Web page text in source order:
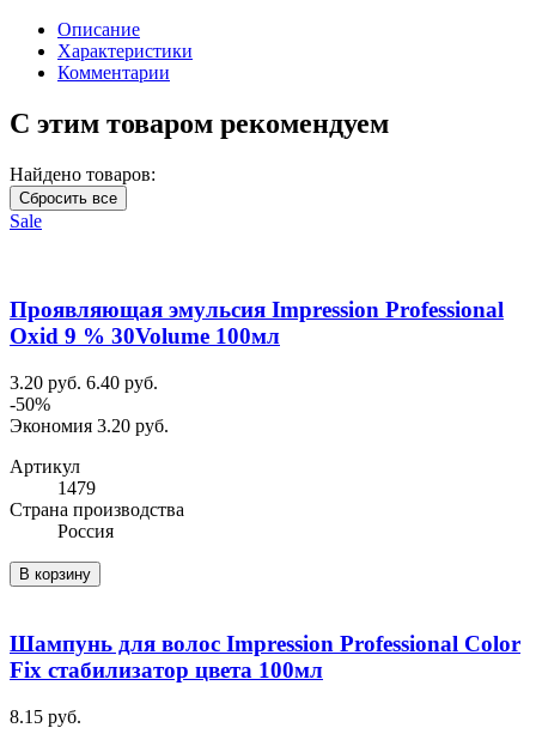
Описание
Характеристики
Комментарии
С этим товаром рекомендуем
Найдено товаров:
Сбросить все
Sale
Проявляющая эмульсия Impression Professional
Oxid 9 % 30Volume 100мл
3.20 руб. 6.40 руб.
-50%
Экономия 3.20 руб.
Артикул
1479
Cтрана производства
Россия
В корзину
Шампунь для волос Impression Professional Color
Fix стабилизатор цвета 100мл
8.15 руб.